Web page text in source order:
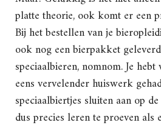
platte theorie, ook komt er een
Bij het bestellen van je
ook nog een bierpakket
speciaalbieren, nomnom. Je
eens vervelender huiswerk
speciaalbiertjes sluiten aan op
dus precies leren te proeven als